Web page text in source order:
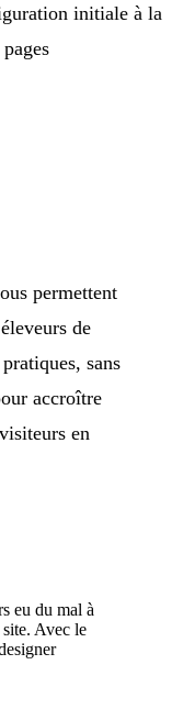
initiale à la
permettent
de
sans
accroître
en
eu du mal à
Avec le